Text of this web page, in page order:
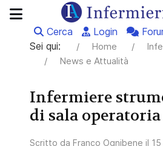
Cerca Login
Sei qui:
Home
News e Attualità
Infermiere
di sala operatoria
Scritto da Franco Ognibene il